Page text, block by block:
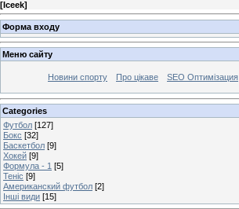
[Iceek]
Форма входу
Меню сайту
Новини спорту Про цікаве SEO Оптимізация
Categories
Футбол [127]
Бокс [32]
Баскетбол [9]
Хокей [9]
Формула - 1 [5]
Теніс [9]
Американский футбол [2]
Інші види [15]